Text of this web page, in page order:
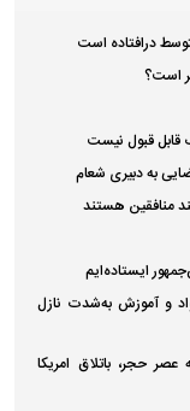
است؟
قابل قبول نیست
به دبیری شعام
منافقین هستند
ایستاده‌ایم
و آموزش به‌شدت نازل
حجر، باتلاق امریکا